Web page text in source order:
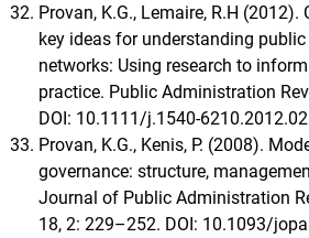
Provan, K.G., Lemaire, R.H (2012).
key ideas for understanding
networks: Using research to
practice. Public Administration
DOI: 10.1111/j.1540-
Provan, K.G., Kenis, P. (2008).
governance: structure,
Journal of Public Administration
18, 2: 229–252. DOI: 10.1093/